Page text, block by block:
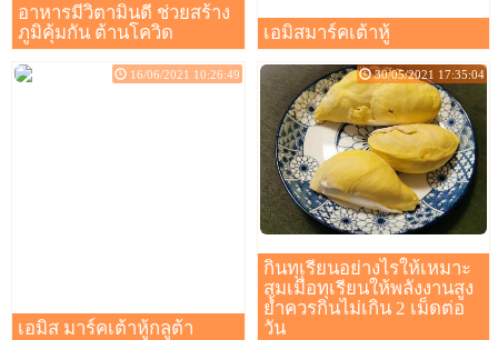
อาหารมีวิตามินดี ช่วยสร้าง
ภูมิคุ้มกัน ต้านโควิด
เอมิสมาร์คเต้าหู้
เอมิส มาร์คเต้าหู้กลูต้า
16/06/2021 10:26:49
กินทุเรียนอย่างไรให้เหมาะ
สมเมื่อทุเรียนให้พลังงานสูง
ย้ำควรกินไม่เกิน 2 เม็ดต่อ
วัน
30/05/2021 17:35:04